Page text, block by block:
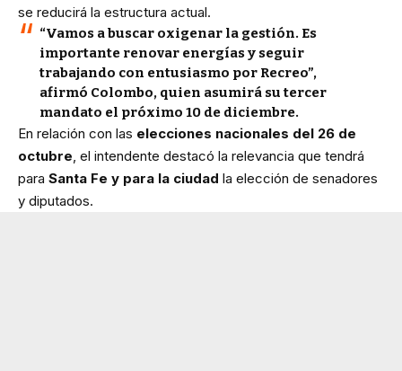
se reducirá la estructura actual.
“Vamos a buscar oxigenar la gestión. Es
importante renovar energías y seguir
trabajando con entusiasmo por Recreo”,
afirmó Colombo, quien asumirá su tercer
mandato el próximo 10 de diciembre.
En relación con las elecciones nacionales del 26 de
octubre, el intendente destacó la relevancia que tendrá
para Santa Fe y para la ciudad la elección de senadores
y diputados.